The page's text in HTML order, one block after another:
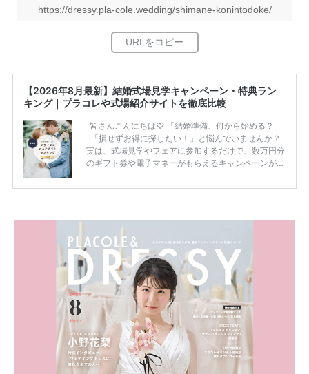
https://dressy.pla-cole.wedding/shimane-konintodoke/
【2026年8月最新】結婚式場見学キャンペーン・特典ラン
キング｜プラコレや式場紹介サイトを徹底比較
皆さんこんにちは♡ 「結婚準備、何から始める？」
「損せずお得に探したい！」と悩んでいませんか？
実は、式場見学やフェアに参加するだけで、数万円分
のギフト券や電子マネーがもらえるキャンペーンがあ
ため、比較せずに選ぶと損をしてしまうことも……。
内容：特典金額・条件・応募方法・注意点 「どこが
一番お得？」「プラコレの特典は？」といった疑問も
解決します。 まずは診断で候補を絞れる「ウェディ
ング診断」か、体験型 […]
続きを読む